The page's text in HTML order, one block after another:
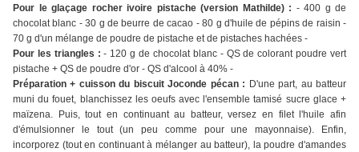
Pour le glaçage rocher ivoire pistache (version Mathilde) : - 400 g de
chocolat blanc - 30 g de beurre de cacao - 80 g d'huile de pépins de raisin -
70 g d'un mélange de poudre de pistache et de pistaches hachées -
Pour les triangles :- 120 g de chocolat blanc - QS de colorant poudre vert
pistache + QS de poudre d'or - QS d'alcool à 40% -
Préparation + cuisson du biscuit Joconde pécan : D'une part, au batteur
muni du fouet, blanchissez les oeufs avec l'ensemble tamisé sucre glace +
maïzena. Puis, tout en continuant au batteur, versez en filet l'huile afin
d'émulsionner le tout (un peu comme pour une mayonnaise). Enfin,
incorporez (tout en continuant à mélanger au batteur), la poudre d'amandes